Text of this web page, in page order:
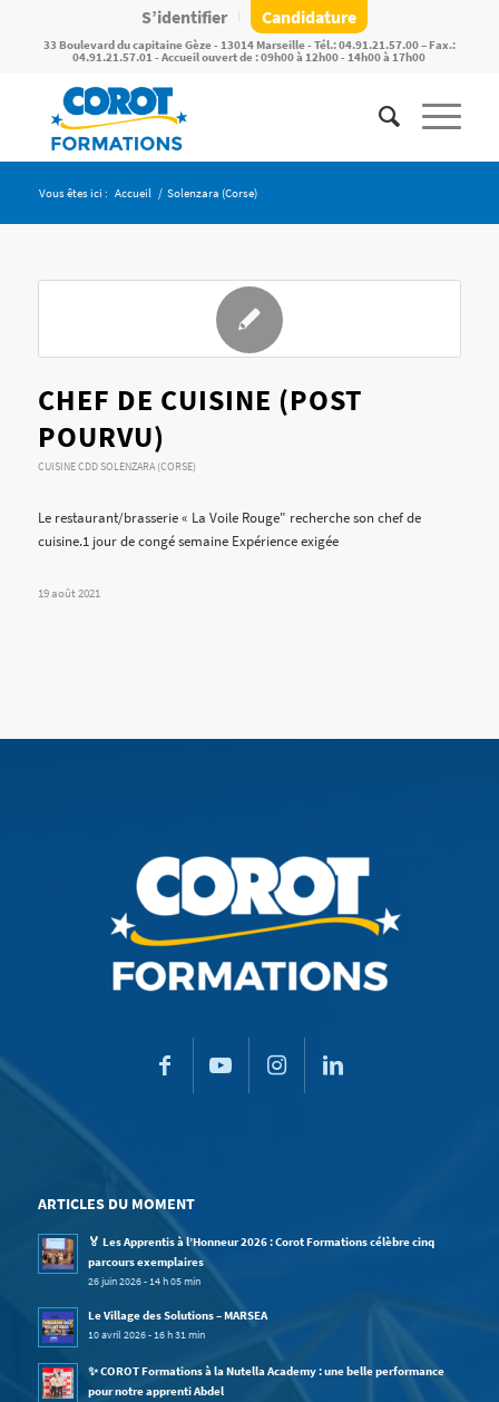
S’identifier Candidature
33 Boulevard du capitaine Gèze - 13014 Marseille - Tél.: 04.91.21.57.00 – Fax.:
04.91.21.57.01 - Accueil ouvert de : 09h00 à 12h00 - 14h00 à 17h00
Vous êtes ici : Accueil / Solenzara (Corse)
CHEF DE CUISINE (POST
POURVU)
CUISINECDDSOLENZARA (CORSE)
Le restaurant/brasserie « La Voile Rouge" recherche son chef de
cuisine.1 jour de congé semaine Expérience exigée
19 août 2021
ARTICLES DU MOMENT
🏅 Les Apprentis à l’Honneur 2026 : Corot Formations célèbre cinq
parcours exemplaires
26 juin 2026 - 14 h 05 min
Le Village des Solutions – MARSEA
10 avril 2026 - 16 h 31 min
✨ COROT Formations à la Nutella Academy : une belle performance
pour notre apprenti Abdel